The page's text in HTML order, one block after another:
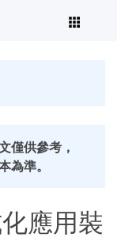
僅供參考，
為準。
應用裝